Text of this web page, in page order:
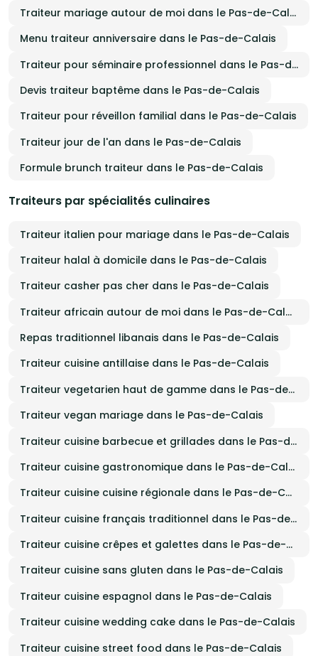
Traiteur mariage autour de moi dans le Pas-de-Calais
Menu traiteur anniversaire dans le Pas-de-Calais
Traiteur pour séminaire professionnel dans le Pas-de-Calais
Devis traiteur baptême dans le Pas-de-Calais
Traiteur pour réveillon familial dans le Pas-de-Calais
Traiteur jour de l'an dans le Pas-de-Calais
Formule brunch traiteur dans le Pas-de-Calais
Traiteurs par spécialités culinaires
Traiteur italien pour mariage dans le Pas-de-Calais
Traiteur halal à domicile dans le Pas-de-Calais
Traiteur casher pas cher dans le Pas-de-Calais
Traiteur africain autour de moi dans le Pas-de-Calais
Repas traditionnel libanais dans le Pas-de-Calais
Traiteur cuisine antillaise dans le Pas-de-Calais
Traiteur vegetarien haut de gamme dans le Pas-de-Calais
Traiteur vegan mariage dans le Pas-de-Calais
Traiteur cuisine barbecue et grillades dans le Pas-de-Calais
Traiteur cuisine gastronomique dans le Pas-de-Calais
Traiteur cuisine cuisine régionale dans le Pas-de-Calais
Traiteur cuisine français traditionnel dans le Pas-de-Calais
Traiteur cuisine crêpes et galettes dans le Pas-de-Calais
Traiteur cuisine sans gluten dans le Pas-de-Calais
Traiteur cuisine espagnol dans le Pas-de-Calais
Traiteur cuisine wedding cake dans le Pas-de-Calais
Traiteur cuisine street food dans le Pas-de-Calais